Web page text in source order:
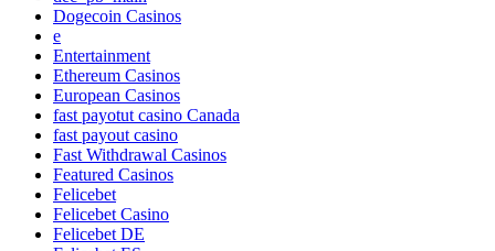
Dogecoin Casinos
e
Entertainment
Ethereum Casinos
European Casinos
fast payotut casino Canada
fast payout casino
Fast Withdrawal Casinos
Featured Casinos
Felicebet
Felicebet Casino
Felicebet DE